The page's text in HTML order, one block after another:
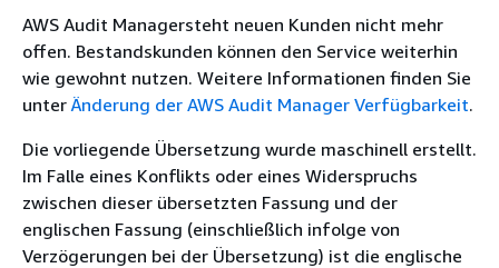
AWS Audit Managersteht neuen Kunden nicht mehr
offen. Bestandskunden können den Service weiterhin
wie gewohnt nutzen. Weitere Informationen finden Sie
unterÄnderung der AWS Audit Manager Verfügbarkeit.
Die vorliegende Übersetzung wurde maschinell erstellt.
Im Falle eines Konflikts oder eines Widerspruchs
zwischen dieser übersetzten Fassung und der
englischen Fassung (einschließlich infolge von
Verzögerungen bei der Übersetzung) ist die englische